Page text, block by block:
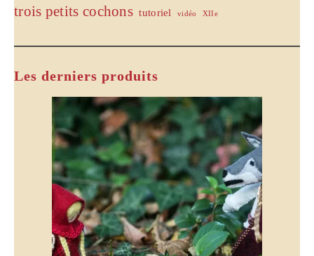
trois petits cochons tutoriel vidéo XIIe
Les derniers produits